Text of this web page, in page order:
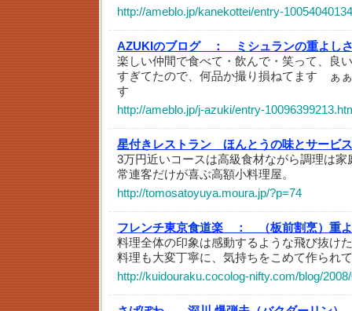
http://ameblo.jp/kanekottei/entry-
AZUKIのブログ ：
ミシュランの重よし
楽しい仲間で食べて・飲んで・笑って、良
すぎてたので、何品か撮り損ねてます ぁ
す
http://ameblo.jp/j-azuki/entry-
星付きレストラン ほんとうの味とサービ
3万円近いコースは高級食材ながら調理は
常連客だけが喜ぶ高額小料理屋。
http://tomosatoyuya.moura.jp/?p=74
フレンチ東京食道楽 ：
（板前割烹）重
料理全体の印象は感動するような飛び抜け
料理も大変丁寧に、気持ちをこめて作られ
http://kuidouraku.cocolog-nifty.com/blog/